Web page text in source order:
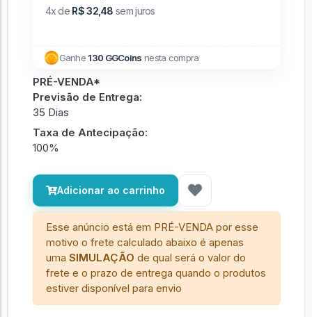
4x de R$ 32,48 sem juros
Ganhe130 GGCoins nesta compra
PRÉ-VENDA*
Previsão de Entrega:
35 Dias
Taxa de Antecipação:
100%
Adicionar ao carrinho
Esse anúncio está em PRÉ-VENDA por esse
motivo o frete calculado abaixo é apenas
umaSIMULAÇÃO de qual será o valor do
frete e o prazo de entrega quando o produtos
estiver disponível para envio